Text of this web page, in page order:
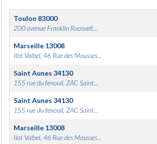
Toulon 83000
200 avenue Franklin Roosvelt...
Marseille 13008
Ilot Valbel, 46 Rue des Mousses...
Saint Aunes 34130
155 rue du fenouil, ZAC Saint...
Saint Aunes 34130
155 rue du fenouil, ZAC Saint...
Marseille 13008
Ilot Valbel, 46 Rue des Mousses...